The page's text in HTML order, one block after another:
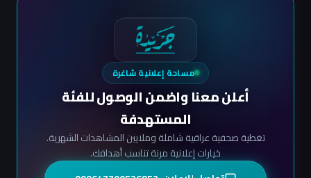
مساحة إعلانية شاغرة
أعلن معنا واضمن الوصول للفئة
المستهدفة
تغطية صحفية عراقية شاملة وملايين المشاهدات الشهرية.
خيارات إعلانية مرنة تناسب أهدافك.